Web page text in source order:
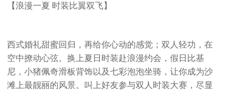
【浪漫一夏 时装比翼双飞】
西式婚礼甜蜜回归，再给你心动的感觉；双人轻功，在
空中撩动心弦。换上夏日时装赴浪漫约会，假日比基
尼，小猪佩奇滑板背饰以及七彩泡泡坐骑，让你成为沙
滩上最靓丽的风景。叫上好友参与双人时装大赛，尽显